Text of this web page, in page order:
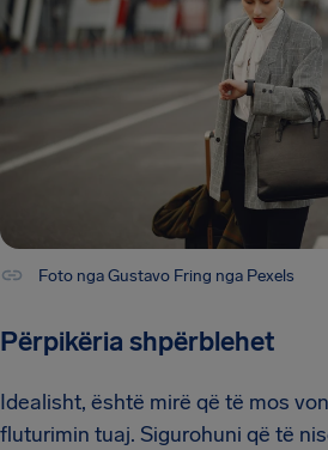
Foto nga Gustavo Fring nga Pexels
Përpikëria shpërblehet
Idealisht, është mirë që të mos
fluturimin tuaj. Sigurohuni që të